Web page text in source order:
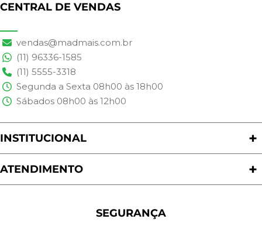
CENTRAL DE VENDAS
vendas@madmais.com.br
(11) 96336-1585
(11) 5555-3318
Segunda a Sexta 08h00 às 18h00
Sábados 08h00 às 12h00
INSTITUCIONAL
Quem Somos
Nossas Lojas
ATENDIMENTO
Política de Privacidade
Trocas e DevoluçõesSEGURANÇA